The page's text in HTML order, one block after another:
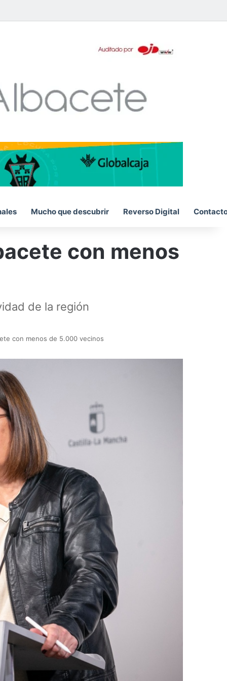
Mucho que descubrir Reverso Digital
con menos
de la región
con menos de 5.000 vecinos